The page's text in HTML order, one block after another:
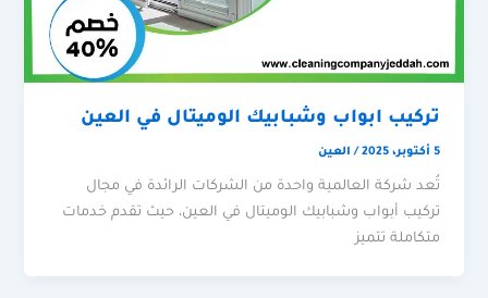
تركيب ابواب وشبابيك الوميتال في العين
5 أكتوبر، 2025 / العين
تُعد شركة العالمية واحدة من الشركات الرائدة في مجال
تركيب أبواب وشبابيك الوميتال في العين، حيث تقدم خدمات
متكاملة تتميز